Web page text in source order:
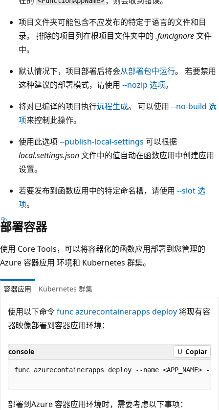
项目文件夹可能包含不应发布的特定于语言的文件和目
录。 排除的项目列在根项目文件夹中的 .funcignore文件
中。
默认情况下，项目部署后将会从部署包中运行。 若要禁用
这种建议的部署模式，请使用 --nozip 选项。
将对已编译的项目执行远程生成。 可以使用 --no-build 选
项来控制此操作。
使用此选项--publish-local-settings 可以根据
local.settings.json文件中的值自动在函数应用中创建应用
设置。
若要发布到函数应用中的特定命名槽，请使用 --slot选
项。
部署容器
使用 Core Tools，可以将容器化的函数应用部署到您管理的
Azure 容器应用 环境和 Kubernetes 群集。
容器应用 Kubernetes 群集
使用以下命令func azurecontainerapps deploy将现有容
器映像部署到容器应用环境：
console Copiar
func azurecontainerapps deploy --name <APP_NAME> --
部署到Azure 容器应用环境时，需要考虑以下事项：